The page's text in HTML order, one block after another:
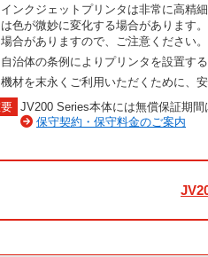
インクジェットプリンタは非常に高精
は色が微妙に変化する場合があります
場合がありますので、ご注意ください。
自治体の条例によりプリンタを設置す
機材を末永くご利用いただくために、
JV200 Series本体には無償保証期間
保守契約・保守料金のご案内